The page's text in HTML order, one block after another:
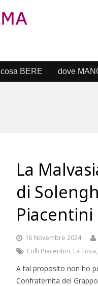
cosa BERE dove
La
di
Piacentini
16 Novembre 2024
Colli Piacentini, La Tosa,
A tal proposito non ho
Confraternita del